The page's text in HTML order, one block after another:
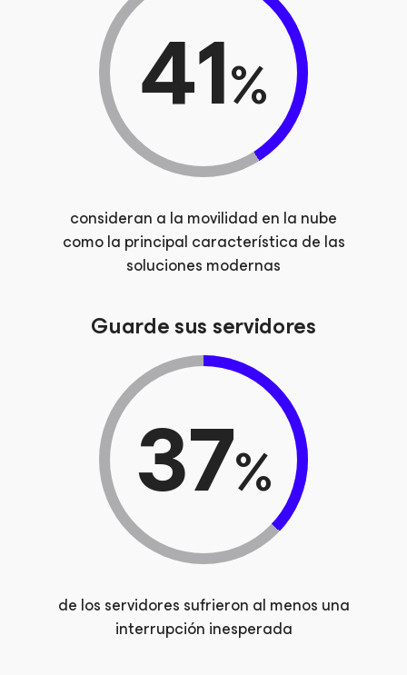
41%
consideran a la movilidad en la nube
como la principal característica de las
soluciones modernas
Guarde sus servidores
37%
de los servidores sufrieron al menos una
interrupción inesperada